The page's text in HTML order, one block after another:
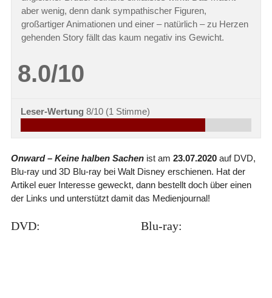
aber wenig, denn dank sympathischer Figuren,
großartiger Animationen und einer – natürlich – zu Herzen
gehenden Story fällt das kaum negativ ins Gewicht.
8.0/10
Leser-Wertung 8/10 (1 Stimme)
Onward – Keine halben Sachenist am 23.07.2020auf DVD,
Blu-ray und 3D Blu-ray bei Walt Disney erschienen. Hat der
Artikel euer Interesse geweckt, dann bestellt doch über einen
der Links und unterstützt damit das Medienjournal!
DVD: Blu-ray: